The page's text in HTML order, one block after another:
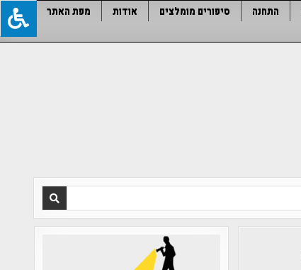
התחנה סיפורים מומלצים אודות
מפת האתר